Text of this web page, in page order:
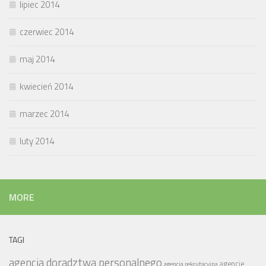
lipiec 2014
czerwiec 2014
maj 2014
kwiecień 2014
marzec 2014
luty 2014
MORE
TAGI
agencja doradztwa personalnego